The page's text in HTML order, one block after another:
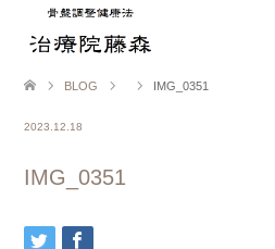
BLOG IMG_0351
2023.12.18
IMG_0351